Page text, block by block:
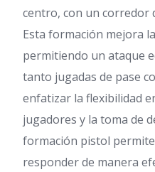
centro, con un corredor
Esta formación mejora
permitiendo un ataque
tanto jugadas de pase
enfatizar la flexibilidad
jugadores y la toma de
formación pistol
responder de manera